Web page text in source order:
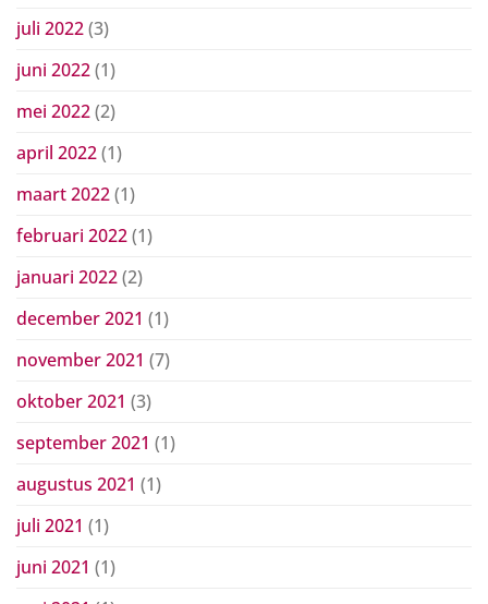
juli 2022(3)
juni 2022(1)
mei 2022(2)
april 2022(1)
maart 2022(1)
februari 2022(1)
januari 2022(2)
december 2021 (1)
november 2021 (7)
oktober 2021 (3)
september 2021 (1)
augustus 2021 (1)
juli 2021 (1)
juni 2021 (1)